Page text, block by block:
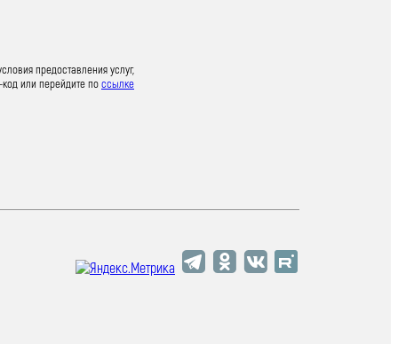
предоставления услуг,
код или перейдите поссылке